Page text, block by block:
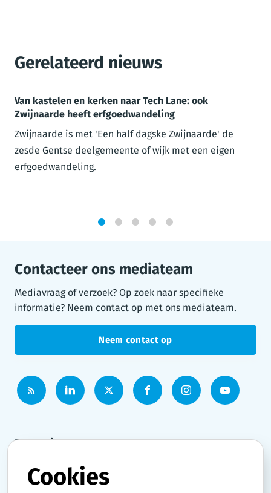
Gerelateerd nieuws
Van kastelen en kerken naar Tech Lane: ook
Zwijnaarde heeft erfgoedwandeling
Zwijnaarde is met 'Een half dagske Zwijnaarde' de
zesde Gentse deelgemeente of wijk met een eigen
erfgoedwandeling.
Contacteer ons mediateam
Mediavraag of verzoek? Op zoek naar specifieke
informatie? Neem contact op met ons mediateam.
Neem contact op
Persruimte
Onderwerpen
Cookies